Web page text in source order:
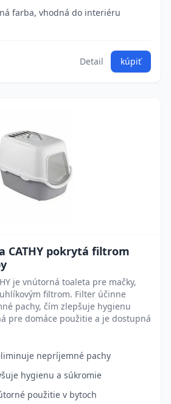
farba, vhodná do interiéru
Detail kúpiť
CATHY pokrytá filtrom
je vnútorná toaleta pre mačky,
filtrom. Filter účinne
pachy, čím zlepšuje hygienu
pre domáce použitie a je dostupná
nepríjemné pachy
hygienu a súkromie
použitie v bytoch